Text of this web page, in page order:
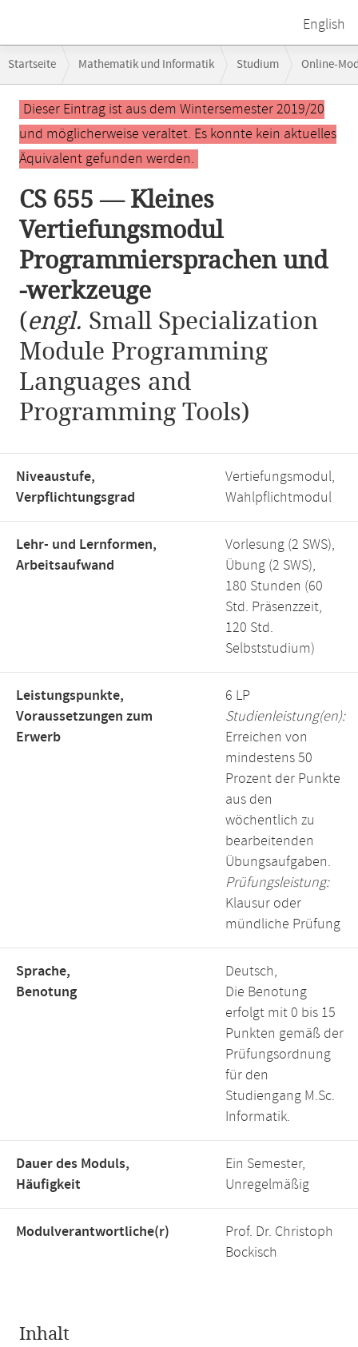
English
Navigation
Startseite Mathematik und Informatik Studium Online-
CS 655 — Kleines Vertiefungsmodul Programmiersprachen und -
Hauptinhalt
Dieser Eintrag ist aus dem Wintersemester 2019/20
und möglicherweise veraltet. Es konnte kein aktuelles
Äquivalent gefunden werden.
CS 655 — Kleines
Vertiefungsmodul
Programmiersprachen und
-werkzeuge
(engl. Small Specialization
Module Programming
Languages and
Programming Tools)
Niveaustufe,
Verpflichtungsgrad
Vertiefungsmodul,
Wahlpflichtmodul
Lehr- und Lernformen,
Arbeitsaufwand
Vorlesung (2 SWS),
Übung (2 SWS),
180 Stunden (60
Std. Präsenzzeit,
120 Std.
Selbststudium)
Leistungspunkte,
Voraussetzungen zum
Erwerb
6 LP
Studienleistung(en):
Erreichen von
mindestens 50
Prozent der Punkte
aus den
wöchentlich zu
bearbeitenden
Übungsaufgaben.
Prüfungsleistung:
Klausur oder
mündliche Prüfung
Sprache,
Benotung
Deutsch,
Die Benotung
erfolgt mit 0 bis 15
Punkten gemäß der
Prüfungsordnung
für den
Studiengang M.Sc.
Informatik.
Dauer des Moduls,
Häufigkeit
Ein Semester,
Unregelmäßig
Modulverantwortliche(r)
Prof. Dr. Christoph
Bockisch
Inhalt